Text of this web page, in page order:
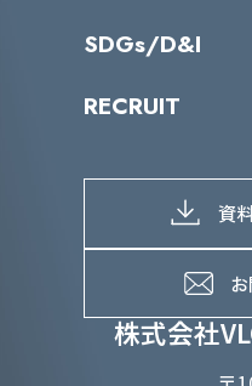
株式会社
IRカレンダー
IRライブラリー
よくあるご質問
SDGs/D&I
当グループのマ
SDGs推進体制
D&Iの取り組み
RECRUIT
募集職種一覧
メッセージ
メンバーインタ
資